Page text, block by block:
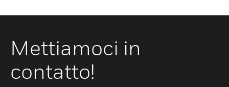
Mettiamoci in
contatto!